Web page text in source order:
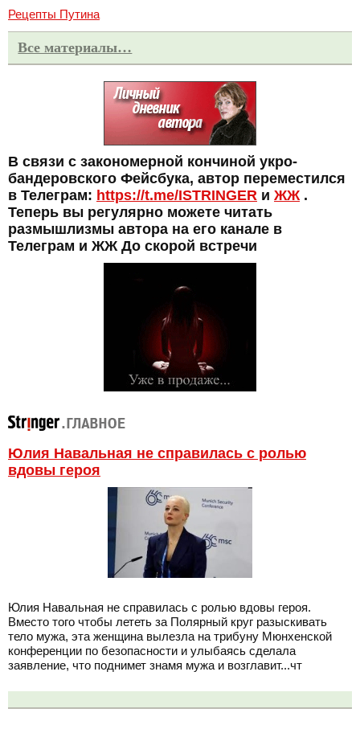
Рецепты Путина
Все материалы…
В связи с закономерной кончиной укро-
бандеровского Фейсбука, автор переместился
в Телеграм: https://t.me/ISTRINGER и ЖЖ.
Теперь вы регулярно можете читать
размышлизмы автора на его канале в
Телеграм и ЖЖ До скорой встречи
Юлия Навальная не справилась с ролью
вдовы героя
Юлия Навальная не справилась с ролью вдовы героя.
Вместо того чтобы лететь за Полярный круг разыскивать
тело мужа, эта женщина вылезла на трибуну Мюнхенской
конференции по безопасности и улыбаясь сделала
заявление, что поднимет знамя мужа и возглавит...чт